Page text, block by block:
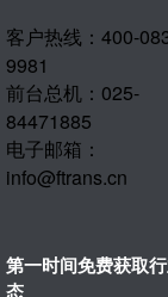
客户热线：400-
9981
前台总机：025-
84471885
电子邮箱：
info@ftrans.cn
第一时间免费获取
态